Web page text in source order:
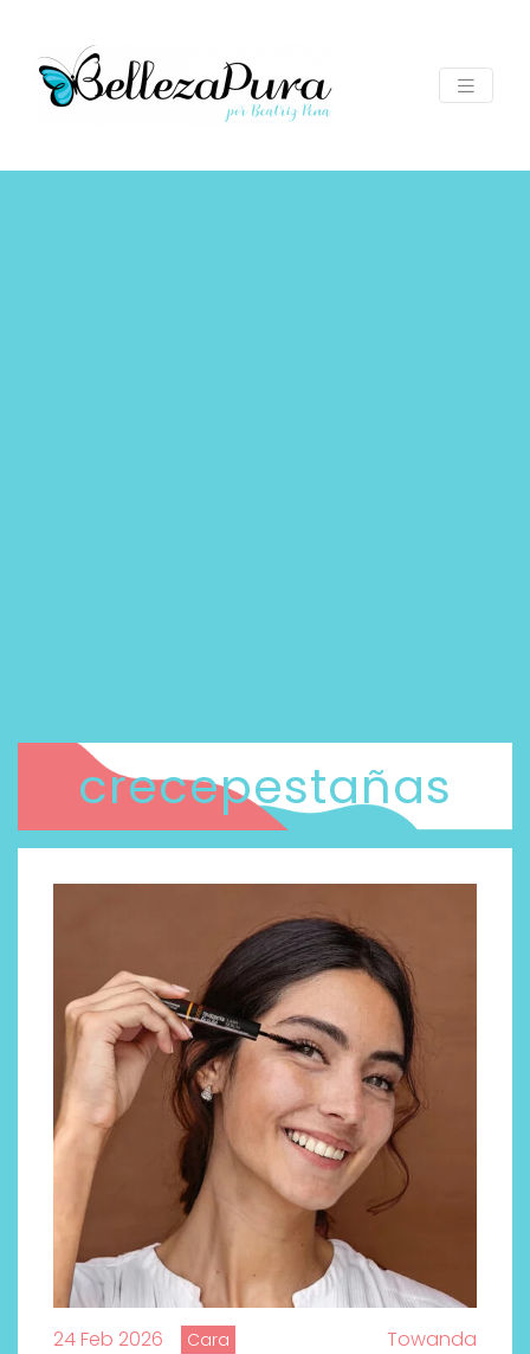
crecepestañas
24 Feb 2026 Cara Towanda